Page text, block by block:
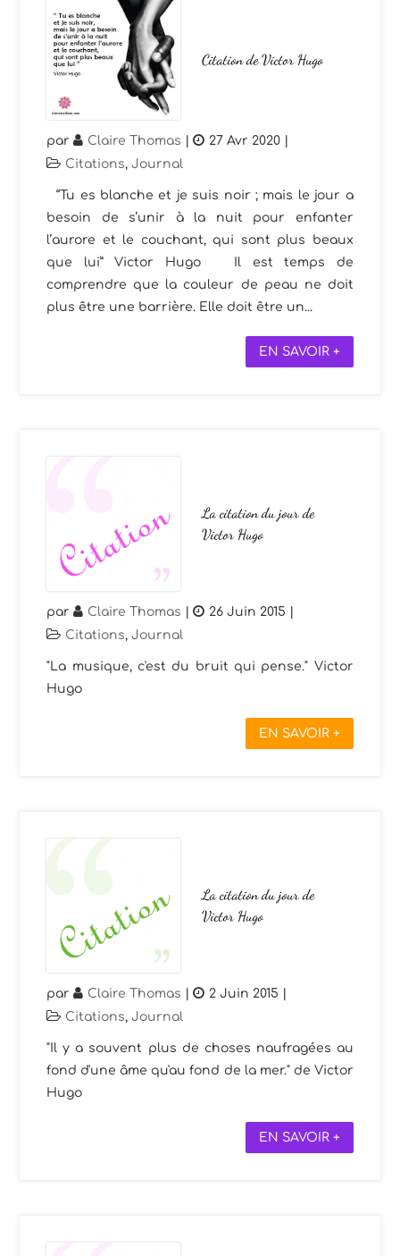
Citation de Victor Hugo
par Claire Thomas | 27 Avr 2020
Citations,Journal
“Tu es blanche et je suis noir ; mais le jour a
besoin de s’unir à la nuit pour enfanter
l’aurore et le couchant, qui sont plus beaux
que lui” Victor Hugo Il est temps de
comprendre que la couleur de peau ne doit
plus être une barrière. Elle doit être un...
EN SAVOIR +
La citation du jour de
Victor Hugo
par Claire Thomas | 26 Juin 2015
Citations,Journal
"La musique, c'est du bruit qui pense." Victor
Hugo
EN SAVOIR +
La citation du jour de
Victor Hugo
par Claire Thomas | 2 Juin 2015
Citations,Journal
"Il y a souvent plus de choses naufragées au
fond d'une âme qu'au fond de la mer." de Victor
Hugo
EN SAVOIR +